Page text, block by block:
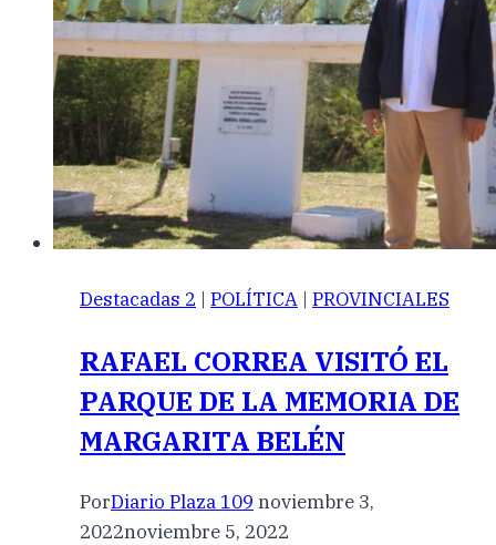
Destacadas 2 | POLÍTICA | PROVINCIALES
RAFAEL CORREA VISITÓ EL
PARQUE DE LA MEMORIA DE
MARGARITA BELÉN
PorDiario Plaza 109 noviembre 3,
2022noviembre 5, 2022